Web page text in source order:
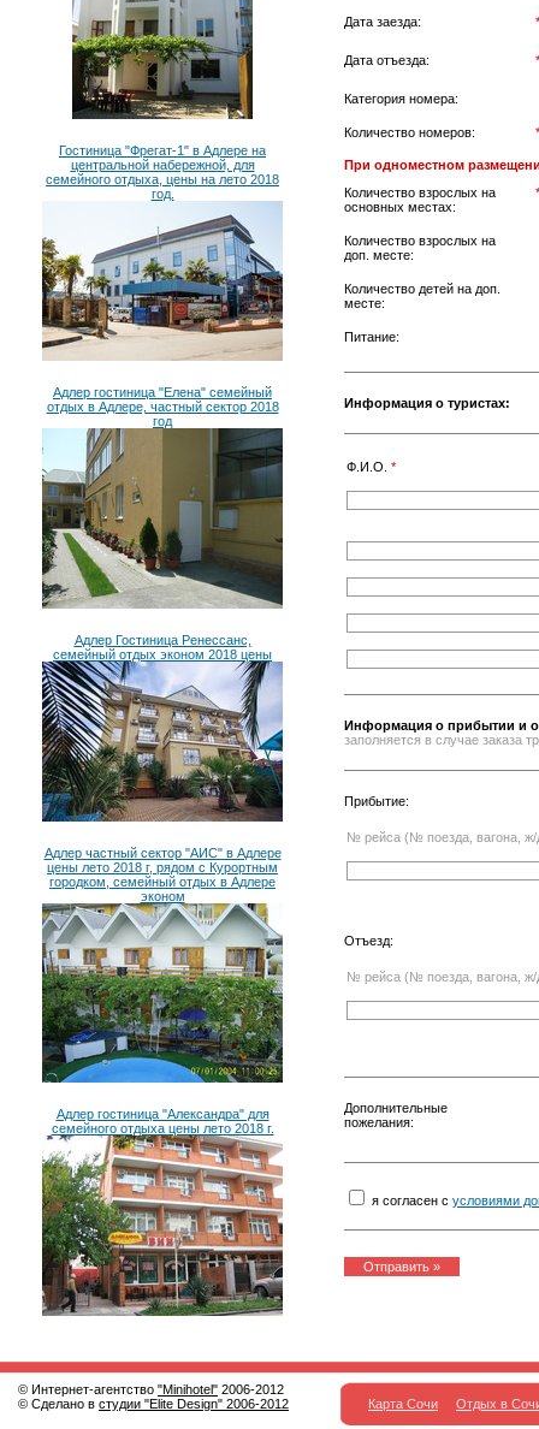
Гостиница "Фрегат-1" в Адлере на
центральной набережной, для
семейного отдыха, цены на лето 2018
год.
Адлер гостиница "Елена" семейный
отдых в Адлере, частный сектор 2018
год
Адлер Гостиница Ренессанс,
семейный отдых эконом 2018 цены
Адлер частный сектор "АИС" в Адлере
цены лето 2018 г, рядом с Курортным
городком, семейный отдых в Адлере
эконом
Адлер гостиница "Александра" для
семейного отдыха цены лето 2018 г.
Дата заезда: *
Дата отъезда: *
Категория номера:
Количество номеров: *
При одноместном
Количество взрослых на
основных местах:
*
Количество взрослых на
доп. месте:
Количество детей на доп.
месте:
Питание:
Информация о туристах:
Ф.И.О. *
Информация о прибытии и
заполняется в случае заказа
Прибытие:
№ рейса (№ поезда, вагона, ж/
Отъезд:
№ рейса (№ поезда, вагона, ж/
Дополнительные
пожелания:
я согласен с условиями
© Интернет-агентство "Minihotel" 2006-2012
© Сделано в студии "Elite Design" 2006-2012 Карта Сочи Отдых в